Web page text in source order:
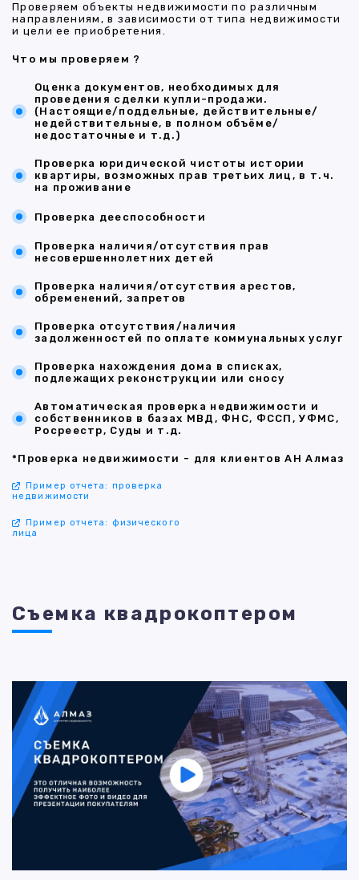
Проверяем объекты недвижимости по различным
направлениям, в зависимости от типа недвижимости
и цели ее приобретения.
Что мы проверяем ?
Оценка документов, необходимых для
проведения сделки купли-продажи.
(Настоящие/поддельные, действительные/
недействительные, в полном объёме/
недостаточные и т.д.)
Проверка юридической чистоты истории
квартиры, возможных прав третьих лиц, в т.ч.
на проживание
Проверка дееспособности
Проверка наличия/отсутствия прав
несовершеннолетних детей
Проверка наличия/отсутствия арестов,
обременений, запретов
Проверка отсутствия/наличия
задолженностей по оплате коммунальных услуг
Проверка нахождения дома в списках,
подлежащих реконструкции или сносу
Автоматическая проверка недвижимости и
собственников в базах МВД, ФНС, ФССП, УФМС,
Росреестр, Суды и т.д.
*Проверка недвижимости - для клиентов АН Алмаз
Пример отчета: проверка
недвижимости
Пример отчета: физического
лица
Съемка квадрокоптером